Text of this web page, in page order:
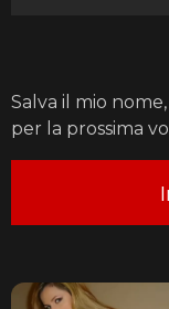
Salva il mio
per la prossima